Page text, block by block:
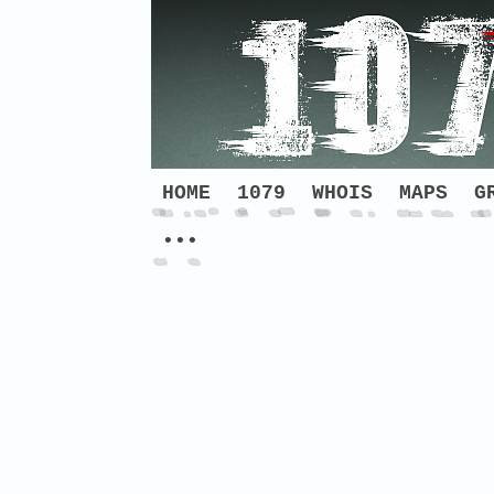
HOME 1079 WHOIS MAPS
•••